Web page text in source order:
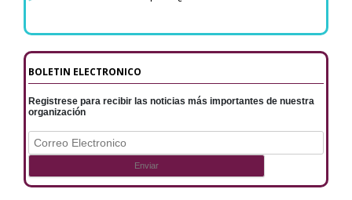
BOLETIN ELECTRONICO
Registrese para recibir las noticias más importantes de nuestra
organización